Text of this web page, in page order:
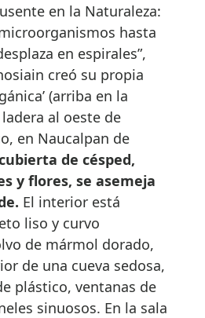
en la Naturaleza:
hasta
en espirales”,
creó su propia
(arriba en la
al oeste de
en Naucalpan de
de césped,
y flores, se asemeja
El interior está
liso y curvo
de mármol dorado,
de una cueva sedosa,
plástico, ventanas de
sinuosos. En la sala